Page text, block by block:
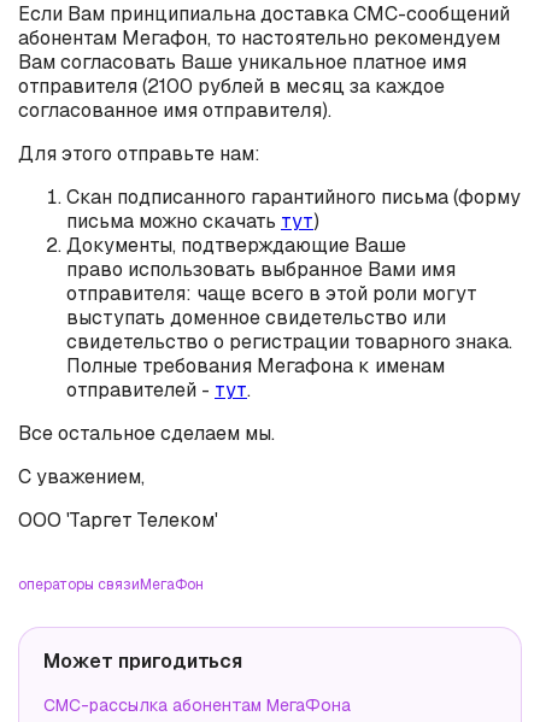
Если Вам принципиальна доставка СМС-сообщений
абонентам Мегафон, то настоятельно рекомендуем
Вам согласовать Ваше уникальное платное имя
отправителя (2100 рублей в месяц за каждое
согласованное имя отправителя).
Для этого отправьте нам:
Скан подписанного гарантийного письма (форму
письма можно скачать тут)
Документы, подтверждающие Ваше
право использовать выбранное Вами имя
отправителя: чаще всего в этой роли могут
выступать доменное свидетельство или
свидетельство о регистрации товарного знака.
Полные требования Мегафона к именам
отправителей - тут.
Все остальное сделаем мы.
С уважением,
ООО 'Таргет Телеком'
операторы связиМегаФон
Может пригодиться
СМС-рассылка абонентам МегаФона